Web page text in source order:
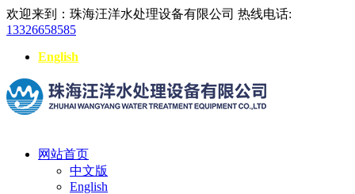
欢迎来到：珠海汪洋水处理设备有限公司 热线电话:
13326658585
English
网站首页
中文版
English